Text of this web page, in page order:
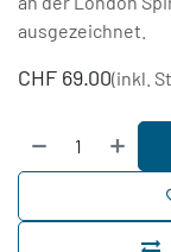
ausgezeichnet.
CHF 69.00(inkl.